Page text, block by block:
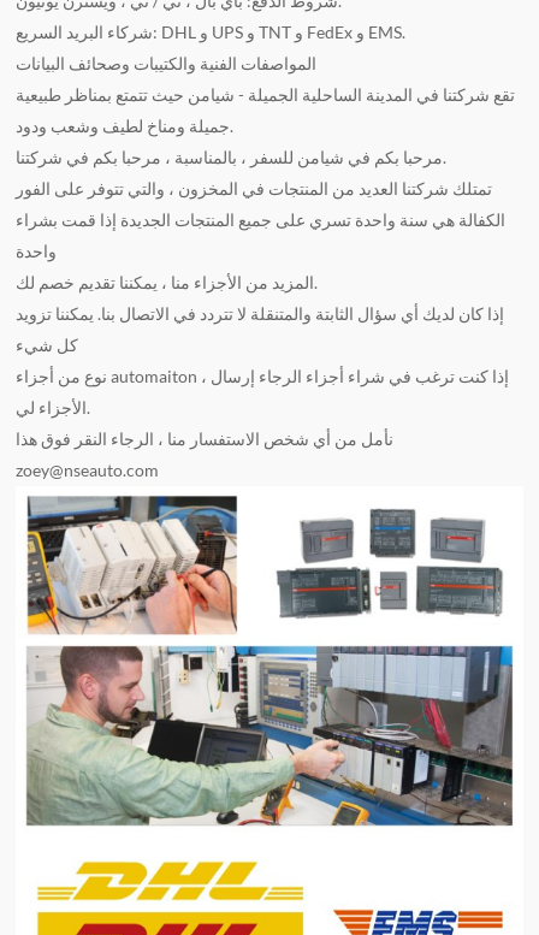
شركاء البريد السريع: DHL و UPS و TNT و FedEx و EMS.
المواصفات الفنية والكتيبات وصحائف البيانات
تقع شركتنا في المدينة الساحلية الجميلة - شيامن حيث تتمتع بمناظر طبيعية
جميلة ومناخ لطيف وشعب ودود.
مرحبا بكم في شيامن للسفر ، بالمناسبة ، مرحبا بكم في شركتنا.
تمتلك شركتنا العديد من المنتجات في المخزون ، والتي تتوفر على الفور
الكفالة هي سنة واحدة تسري على جميع المنتجات الجديدة إذا قمت بشراء
واحدة
المزيد من الأجزاء منا ، يمكننا تقديم خصم لك.
إذا كان لديك أي سؤال الثابتة والمتنقلة لا تتردد في الاتصال بنا. يمكننا تزويد
كل شيء
نوع من أجزاء automaiton ، إذا كنت ترغب في شراء أجزاء الرجاء إرسال
الأجزاء لي.
نأمل من أي شخص الاستفسار منا ، الرجاء النقر فوق هذا
zoey@nseauto.com